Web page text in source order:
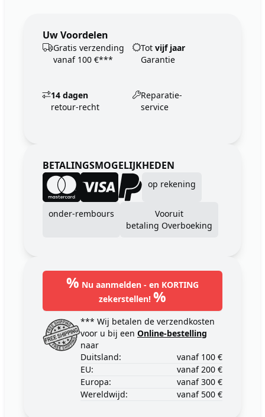
Uw Voordelen
Gratis verzending
vanaf 100 €***
Tot vijf jaar
Garantie
14 dagen
retour-recht
Reparatie-
service
BETALINGSMOGELIJKHEDEN
op rekening
onder-rembours
Vooruit
betaling Overboeking
% Nu aanmelden - en KORTING
zekerstellen! %
*** Wij betalen de verzendkosten
voor u bij een Online-bestelling
naar
Duitsland:
vanaf 100 €
EU:
vanaf 200 €
Europa:
vanaf 300 €
Wereldwijd:
vanaf 500 €